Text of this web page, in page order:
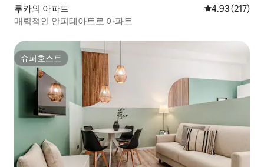
루카의 아파트 평점 4.93점(5
4.93 (217)
매력적인 안피테아트로 아파트
슈퍼호스트
슈퍼호스트